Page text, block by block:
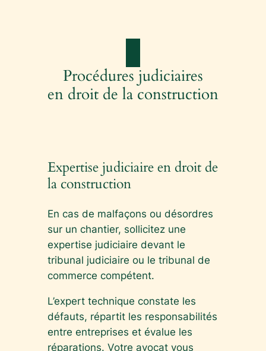
Procédures judiciaires
en droit de la construction
Expertise judiciaire en droit de
la construction
En cas de malfaçons ou désordres
sur un chantier, sollicitez une
expertise judiciaire devant le
tribunal judiciaire ou le tribunal de
commerce compétent.
L’expert technique constate les
défauts, répartit les responsabilités
entre entreprises et évalue les
réparations. Votre avocat vous